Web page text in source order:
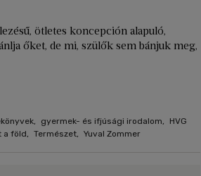
ötletes koncepción alapuló,
őket, de mi, szülők sem bánjuk meg,
, gyermek- és ifjúsági irodalom,
HVG
a föld, Természet, Yuval Zommer